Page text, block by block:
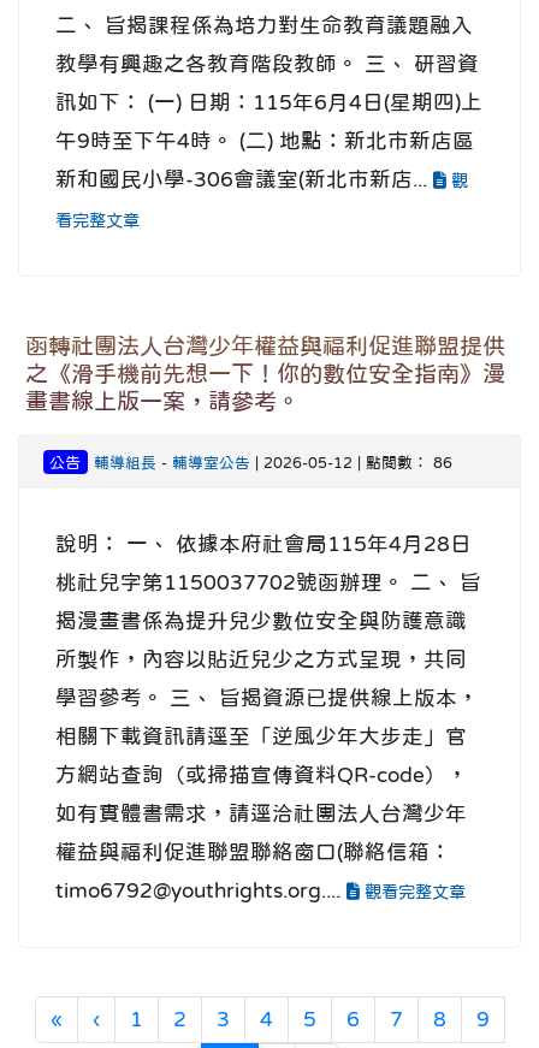
二、 旨揭課程係為培力對生命教育議題融入
教學有興趣之各教育階段教師。 三、 研習資
訊如下： (一) 日期：115年6月4日(星期四)上
午9時至下午4時。 (二) 地點：新北市新店區
新和國民小學-306會議室(新北市新店...
觀
看完整文章
函轉社團法人台灣少年權益與福利促進聯盟提供
之《滑手機前先想一下！你的數位安全指南》漫
畫書線上版一案，請參考。
公告 輔導組長 - 輔導室公告 | 2026-05-12 | 點閱數： 86
說明： 一、 依據本府社會局115年4月28日
桃社兒字第1150037702號函辦理。 二、 旨
揭漫畫書係為提升兒少數位安全與防護意識
所製作，內容以貼近兒少之方式呈現，共同
學習參考。 三、 旨揭資源已提供線上版本，
相關下載資訊請逕至「逆風少年大步走」官
方網站查詢（或掃描宣傳資料QR-code），
如有實體書需求，請逕洽社團法人台灣少年
權益與福利促進聯盟聯絡窗口(聯絡信箱：
timo6792@youthrights.org....
觀看完整文章
«第一頁
‹上一頁
1 2 3 4 5 6 7 8 9